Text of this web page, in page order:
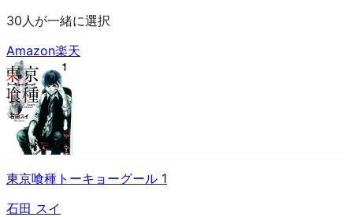
30人が一緒に選択
Amazon楽天
東京喰種トーキョーグール 1
石田 スイ